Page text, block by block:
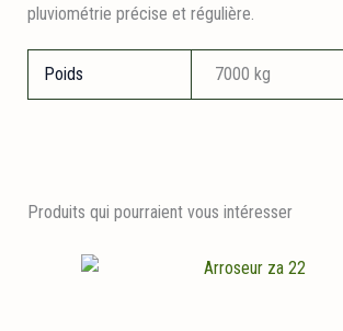
pluviométrie précise et régulière.
Poids 7000 kg
Produits qui pourraient vous intéresser